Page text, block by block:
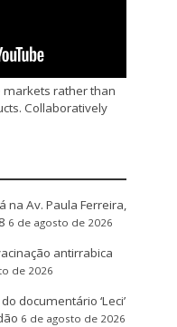
rather than
Collaboratively
na Av. Paula Ferreira,
6 de agosto de 2026
antirrabica
de 2026
documentário ‘Leci’
6 de agosto de 2026